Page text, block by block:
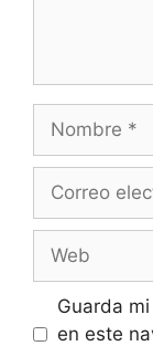
Nombre
Correo
Web
Guarda
en este